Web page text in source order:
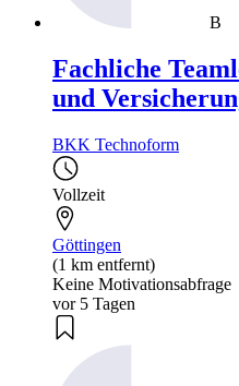
B
Fachliche
und
BKK Technoform
Vollzeit
Göttingen
(1 km entfernt)
Keine Motivationsabfrage
vor 5 Tagen